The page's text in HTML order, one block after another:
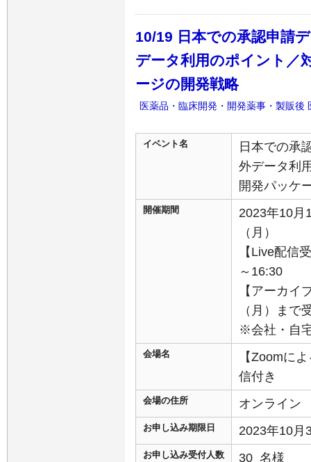
10/19 日本での承認申請
データ利用のポイント／
ージの開発戦略
医薬品・臨床開発・開発薬事・製販後
イベント名
日本での承
外データ利
開発パッケ
開催期間
2023年10月
（月）
【Live配信
～16:30
【アーカイ
（月）まで
※会社・自
会場名
【Zoomに
信付き
会場の住所 オンライン
お申し込み期限日 2023年10月
お申し込み受付人数 30 名様